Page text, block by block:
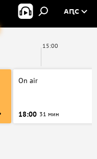
АԤС
15:00
On air
18:00 31 мин